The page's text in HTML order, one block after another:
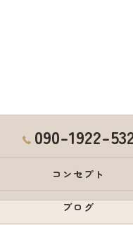
090-1922-
コンセプト
ブログ